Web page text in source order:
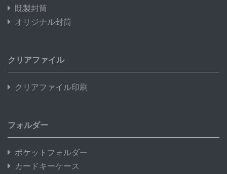
既製封筒
オリジナル封筒
クリアファイル
クリアファイル印刷
フォルダー
ポケットフォルダー
カードキーケース